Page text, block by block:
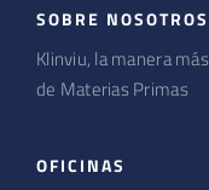
SOBRE NOSOTROS
Klinviu, la manera
de Materias Primas
OFICINAS